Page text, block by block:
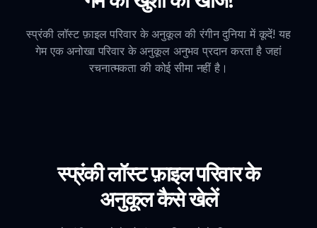
स्प्रंकी लॉस्ट फ़ाइल परिवार के अनुकूल की रंगीन दुनिया में कूदें! यह
गेम एक अनोखा परिवार के अनुकूल अनुभव प्रदान करता है जहां
रचनात्मकता की कोई सीमा नहीं है।
स्प्रंकी लॉस्ट फ़ाइल परिवार के
अनुकूल कैसे खेलें